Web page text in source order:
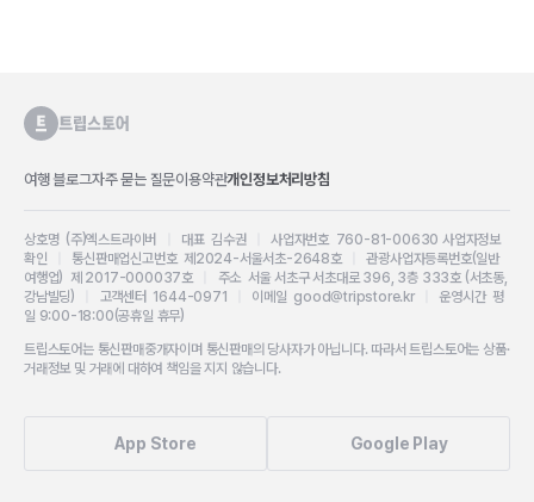
여행 블로그자주 묻는 질문이용약관개인정보처리방침
상호명 (주)엑스트라이버 대표 김수권 |사업자번호 760-81-00630 사업자정보
확인
통신판매업신고번호 제2024-서울서초-2648호|관광사업자등록번호(일반
여행업) 제 2017-000037호
주소 서울 서초구 서초대로 396, 3층 333호 (서초동,
강남빌딩)
고객센터 1644-0971 이메일 good@tripstore.kr| 운영시간 평
일 9:00-18:00(공휴일 휴무)
트립스토어는 통신판매중개자이며 통신판매의 당사자가 아닙니다. 따라서 트립스토어는 상품·
거래정보 및 거래에 대하여 책임을 지지 않습니다.
App Store Google Play